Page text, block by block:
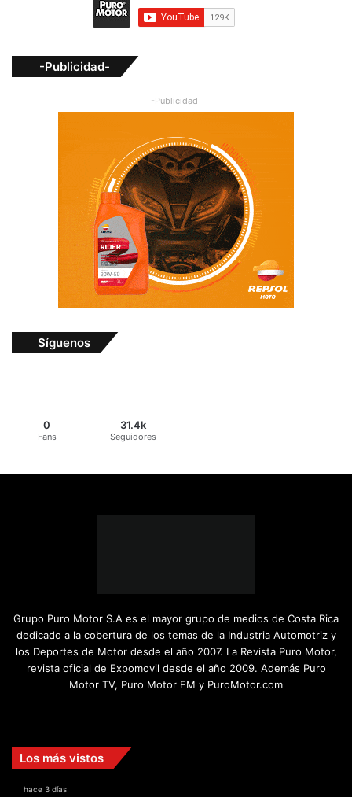
-Publicidad-
-Publicidad-
Síguenos
0
Fans
31.4k
Seguidores
Grupo Puro Motor S.A es el mayor grupo de medios de Costa Rica
dedicado a la cobertura de los temas de la Industria Automotriz y
los Deportes de Motor desde el año 2007. La Revista Puro Motor,
revista oficial de Expomovil desde el año 2009. Además Puro
Motor TV, Puro Motor FM y PuroMotor.com
Los más vistos
hace 3 días